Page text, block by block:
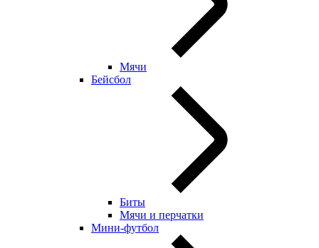
Мячи
Бейсбол
Биты
Мячи и перчатки
Мини-футбол